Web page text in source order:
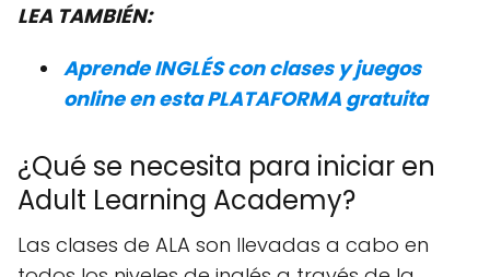
LEA TAMBIÉN:
Aprende INGLÉS con clases y juegos
online en esta PLATAFORMA gratuita
¿Qué se necesita para iniciar en
Adult Learning Academy?
Las clases de ALA son llevadas a cabo en